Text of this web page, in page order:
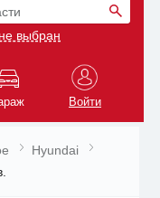
выбран
Войти
Hyundai